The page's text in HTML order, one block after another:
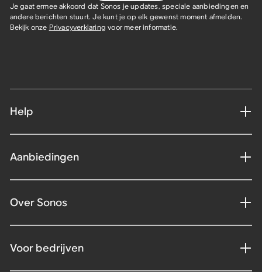
Je gaat ermee akkoord dat Sonos je updates, speciale aanbiedingen en
andere berichten stuurt. Je kunt je op elk gewenst moment afmelden.
Bekijk onze Privacyverklaring voor meer informatie.
Help
Aanbiedingen
Over Sonos
Voor bedrijven